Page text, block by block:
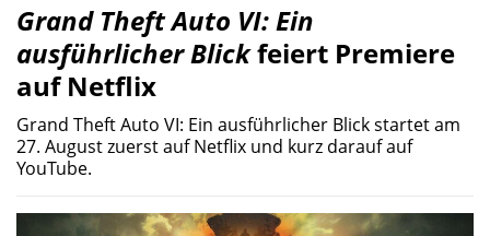
Grand Theft Auto VI: Ein
ausführlicher Blickfeiert Premiere
auf Netflix
Grand Theft Auto VI: Ein ausführlicher Blick startet am
27. August zuerst auf Netflix und kurz darauf auf
YouTube.